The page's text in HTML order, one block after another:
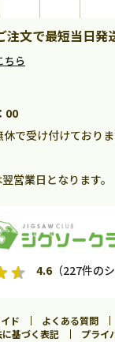
文で最短当日発
ちら
00
で受け付けており
営業日となります。
4.6（227件の
ド よくある質問
基づく表記
プライ